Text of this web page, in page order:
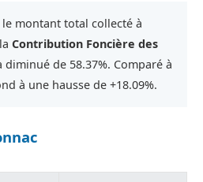
le montant total collecté à
Contribution Foncière des
diminué de 58.37%. Comparé à
à une hausse de +18.09%.